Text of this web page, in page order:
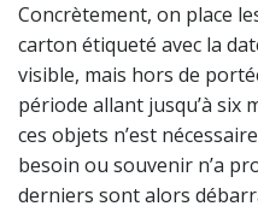
Concrètement, on place
carton étiqueté avec la
visible, mais hors de
période allant jusqu’à six
ces objets n’est
besoin ou souvenir n’a
derniers sont alors